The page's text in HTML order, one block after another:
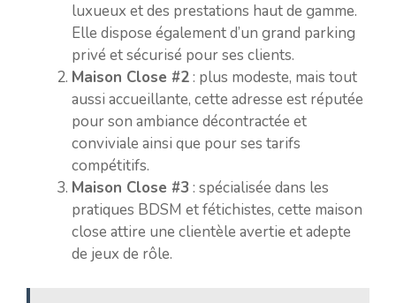
luxueux et des prestations haut de gamme.
Elle dispose également d’un grand parking
privé et sécurisé pour ses clients.
Maison Close #2 : plus modeste, mais tout
aussi accueillante, cette adresse est réputée
pour son ambiance décontractée et
conviviale ainsi que pour ses tarifs
compétitifs.
Maison Close #3 : spécialisée dans les
pratiques BDSM et fétichistes, cette maison
close attire une clientèle avertie et adepte
de jeux de rôle.